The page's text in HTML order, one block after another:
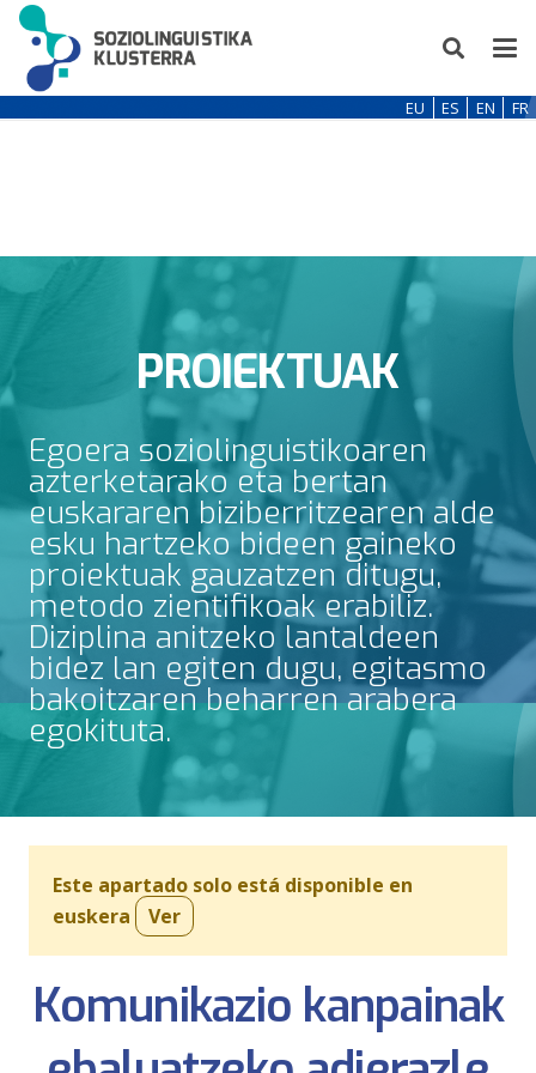
EU ES EN FR
PROIEKTUAK
Egoera soziolinguistikoaren
azterketarako eta bertan
euskararen biziberritzearen alde
esku hartzeko bideen gaineko
proiektuak gauzatzen ditugu,
metodo zientifikoak erabiliz.
Diziplina anitzeko lantaldeen
bidez lan egiten dugu, egitasmo
bakoitzaren beharren arabera
egokituta.
Este apartado solo está disponible en
euskera
Ver
Komunikazio kanpainak